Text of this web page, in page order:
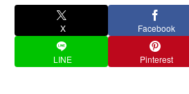
X Facebook
LINE Pinterest